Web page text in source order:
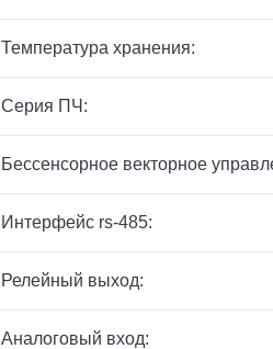
Температура хранения:
Серия ПЧ:
Бессенсорное векторное
Интерфейс rs-485:
Релейный выход:
Аналоговый вход: